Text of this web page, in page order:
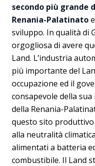
secondo più grande
Renania-Palatinato
sviluppo. In qualità di
orgogliosa di avere
Land. L’industria
più importante del
occupazione ed il
consapevole della
della Renania-
questo sito produttivo
alla neutralità
alimentati a batteria
combustibile. Il Land